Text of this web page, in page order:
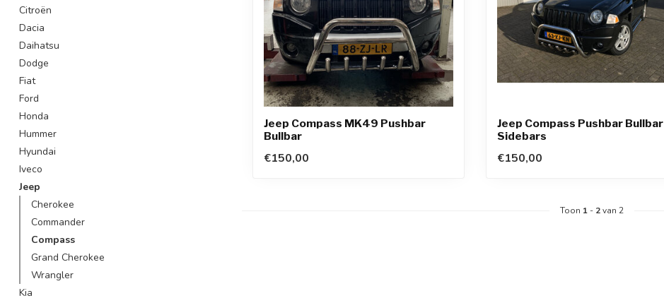
Citroën
Dacia
Daihatsu
Dodge
Fiat
Ford
Honda
Hummer
Hyundai
Iveco
Jeep
Cherokee
Commander
Compass
Grand Cherokee
Wrangler
Kia
Jeep Compass MK49 Pushbar
Bullbar
€150,00
Jeep Compass Pushbar Bullbar
Sidebars
€150,00
Toon 1 - 2van 2